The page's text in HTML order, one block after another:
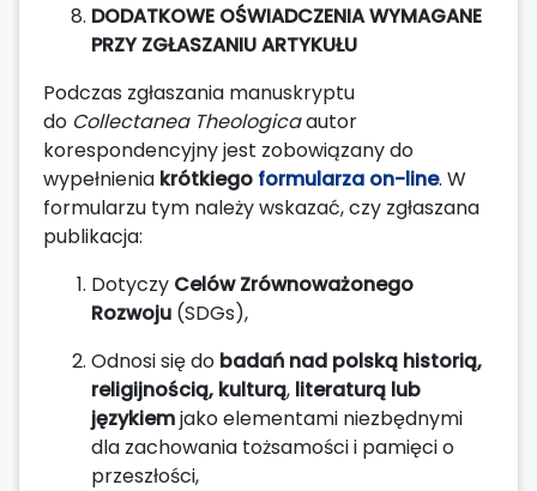
DODATKOWE OŚWIADCZENIA WYMAGANE
PRZY ZGŁASZANIU ARTYKUŁU
Podczas zgłaszania manuskryptu
do Collectanea Theologicaautor
korespondencyjny jest zobowiązany do
wypełnienia krótkiego formularza on-line. W
formularzu tym należy wskazać, czy zgłaszana
publikacja:
Dotyczy Celów Zrównoważonego
Rozwoju (SDGs),
Odnosi się do badań nad polską historią,
religijnością, kulturą, literaturą lub
językiemjako elementami niezbędnymi
dla zachowania tożsamości i pamięci o
przeszłości,